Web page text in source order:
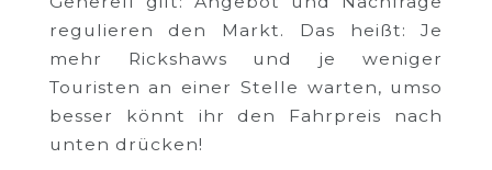
regulieren den Markt. Das heißt: Je
mehr Rickshaws und je weniger
Touristen an einer Stelle warten, umso
besser könnt ihr den Fahrpreis nach
unten drücken!